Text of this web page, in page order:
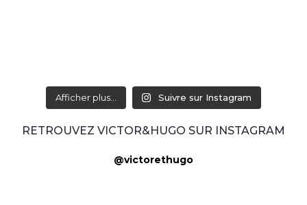
Afficher plus... Suivre sur Instagram
RETROUVEZ VICTOR&HUGO SUR INSTAGRAM
@victorethugo